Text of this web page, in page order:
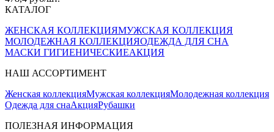
КАТАЛОГ
ЖЕНСКАЯ КОЛЛЕКЦИЯМУЖСКАЯ КОЛЛЕКЦИЯ
МОЛОДЕЖНАЯ КОЛЛЕКЦИЯОДЕЖДА ДЛЯ СНА
МАСКИ ГИГИЕНИЧЕСКИЕАКЦИЯ
НАШ АССОРТИМЕНТ
Женская коллекцияМужская коллекцияМолодежная коллекция
Одежда для снаАкцияРубашки
ПОЛЕЗНАЯ ИНФОРМАЦИЯ